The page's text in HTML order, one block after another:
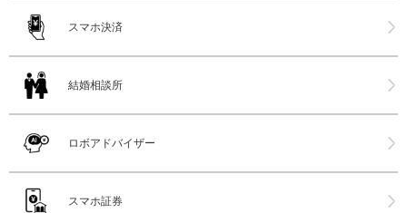
スマホ決済
結婚相談所
ロボアドバイザー
スマホ証券